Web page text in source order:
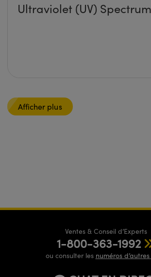
Ultraviolet (UV) Spectrum
Afficher plus
Ventes & Conseil d’Experts
1-800-363-1992
ou consulter les numéros